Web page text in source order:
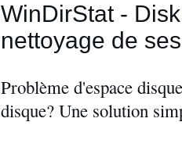
WinDirStat -
nettoyage de
Problème d'espace
disque? Une solution